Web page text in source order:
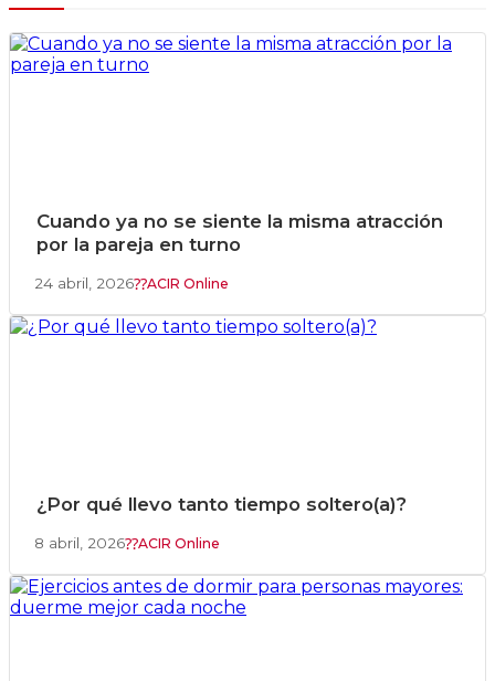
Cuando ya no se siente la misma atracción
por la pareja en turno
24 abril, 2026 ACIR Online
¿Por qué llevo tanto tiempo soltero(a)?
8 abril, 2026 ACIR Online